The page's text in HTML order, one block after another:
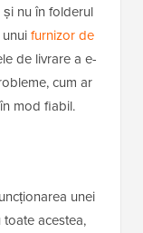
nu în folderul
furnizor de
de livrare a e-
cum ar
în mod fiabil.
unei
acestea,